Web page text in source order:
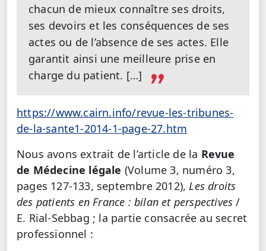
chacun de mieux connaître ses droits,
ses devoirs et les conséquences de ses
actes ou de l’absence de ses actes. Elle
garantit ainsi une meilleure prise en
charge du patient. […]
https://www.cairn.info/revue-les-tribunes-
de-la-sante1-2014-1-page-27.htm
Nous avons extrait de l’article de la Revue
de Médecine légale (Volume 3, numéro 3,
pages 127-133, septembre 2012),Les droits
des patients en France : bilan et perspectives /
E. Rial-Sebbag ; la partie consacrée au secret
professionnel :